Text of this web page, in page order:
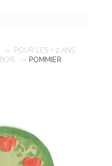
POUR LES + 2 ANS
POMMIER